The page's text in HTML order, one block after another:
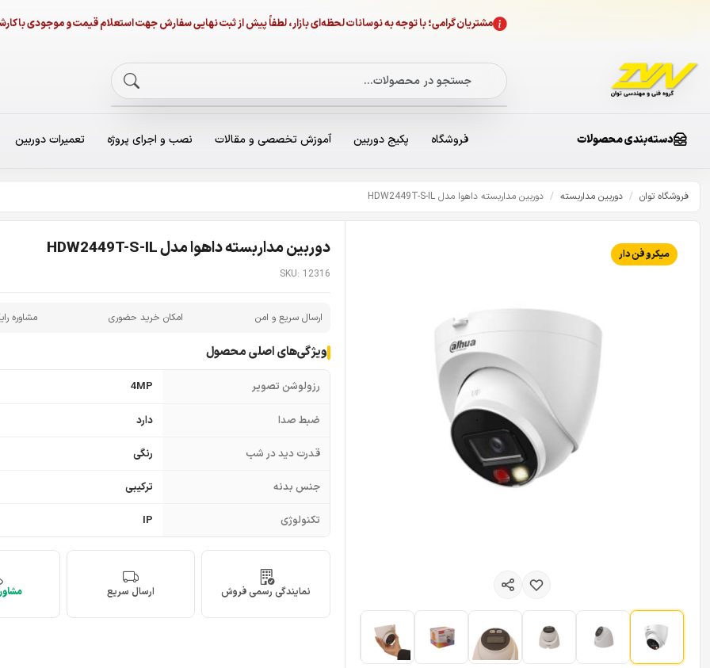
مشتریان گرامی؛ با توجه به نوسانات لحظه‌ای بازار، لطفاً پیش از ثبت نهایی سفارش جهت استعلام قیمت و موجودی با
دسته‌بندی محصولات فروشگاه پکیج دوربین آموزش تخصصی و مقالات نصب و اجرای پروژه تعمیرات دوربین
فروشگاه توان / دوربین مداربسته / دوربین مداربسته داهوا مدل HDW2449T-S-IL
میکروفن دار دوربین مداربسته داهوا مدل HDW2449T-S-IL
SKU: 12316
ارسال سریع و امن امکان خرید حضوری مشاوره
ویژگی‌های اصلی محصول
رزولوشن تصویر 4MP
ضبط صدا دارد
قدرت دید در شب رنگی
جنس بدنه ترکیبی
تکنولوژی IP
نمایندگی رسمی فروش ارسال سریع